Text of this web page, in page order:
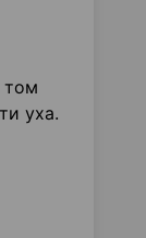
том
уха.